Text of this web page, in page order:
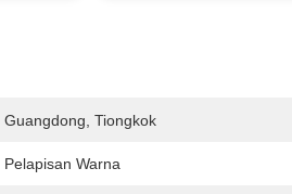
Guangdong, Tiongkok
Pelapisan Warna